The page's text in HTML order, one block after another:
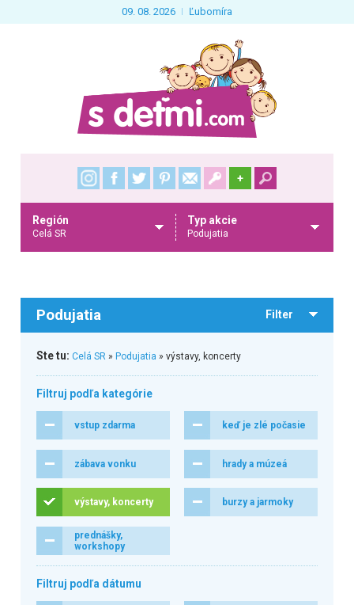
09. 08. 2026 Ľubomíra
+
Región
Celá SR
Typ akcie
Podujatia
Podujatia Filter
Ste tu: Celá SR» Podujatia » výstavy, koncerty
Filtruj podľa kategórie
vstup zdarma keď je zlé počasie
zábava vonku hrady a múzeá
výstavy, koncerty burzy a jarmoky
prednášky,
workshopy
Filtruj podľa dátumu